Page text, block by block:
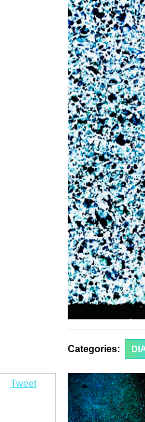
18
日
Categories:
Tweet